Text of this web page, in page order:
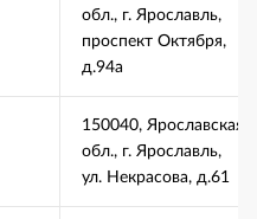
обл., г. Ярославль,
проспект Октября,
д.94а
150040, Ярославская
обл., г. Ярославль,
ул. Некрасова, д.61